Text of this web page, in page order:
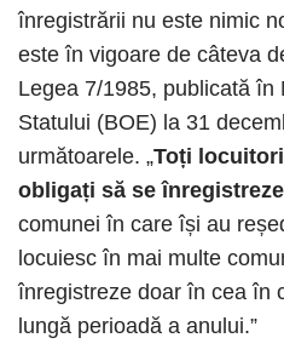
înregistrării nu este nimic
este în vigoare de câteva
Legea 7/1985, publicată în
Statului (BOE) la 31
următoarele. „Toți
obligați să se înregistreze
comunei în care își au
locuiesc în mai multe
înregistreze doar în cea în
lungă perioadă a anului.”